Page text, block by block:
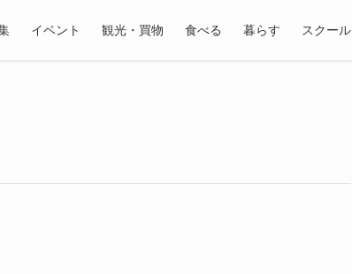
イベント 観光・買物 食べる 暮らす スクール